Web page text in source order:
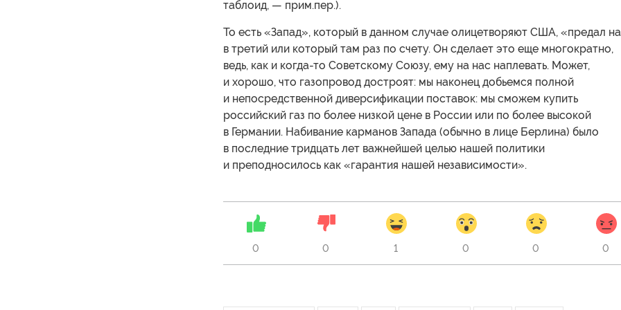
таблоид, — прим.пер.).
То есть «Запад», который в данном случае олицетворяют США, «предал
в третий или который там раз по счету. Он сделает это еще многократно,
ведь, как и когда-то Советскому Союзу, ему на нас наплевать. Может,
и хорошо, что газопровод достроят: мы наконец добьемся полной
и непосредственной диверсификации поставок: мы сможем купить
российский газ по более низкой цене в России или по более высокой
в Германии. Набивание карманов Запада (обычно в лице Берлина) было
в последние тридцать лет важнейшей целью нашей политики
и преподносилось как «гарантия нашей независимости».
0 0 1 0 0 0